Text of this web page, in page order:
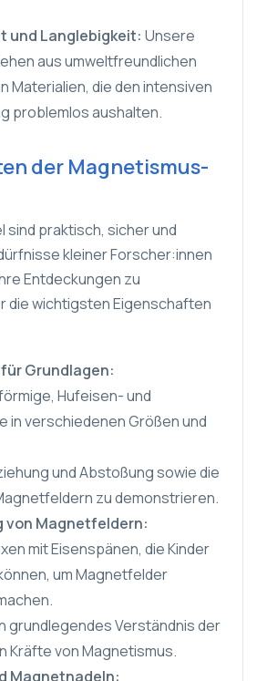
und Langlebigkeit: Unsere
aus umweltfreundlichen
Materialien, die den intensiven
problemlos aushalten.
der Magnetismus-
sind praktisch, sicher und
kleiner Forscher:innen
Entdeckungen zu
die wichtigsten Eigenschaften
Grundlagen:
Hufeisen- und
in verschiedenen Größen und
und Abstoßung sowie die
zu demonstrieren.
von Magnetfeldern:
mit Eisenspänen, die Kinder
um Magnetfelder
grundlegendes Verständnis der
Kräfte von Magnetismus.
Magnetnadeln: